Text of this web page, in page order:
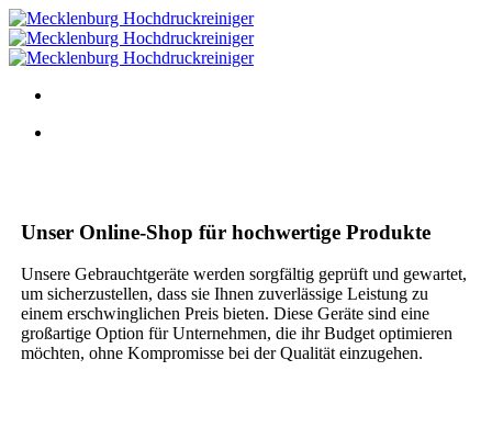
Unser Online-Shop für hochwertige Produkte
Unsere Gebrauchtgeräte werden sorgfältig geprüft und gewartet,
um sicherzustellen, dass sie Ihnen zuverlässige Leistung zu
einem erschwinglichen Preis bieten. Diese Geräte sind eine
großartige Option für Unternehmen, die ihr Budget optimieren
möchten, ohne Kompromisse bei der Qualität einzugehen.